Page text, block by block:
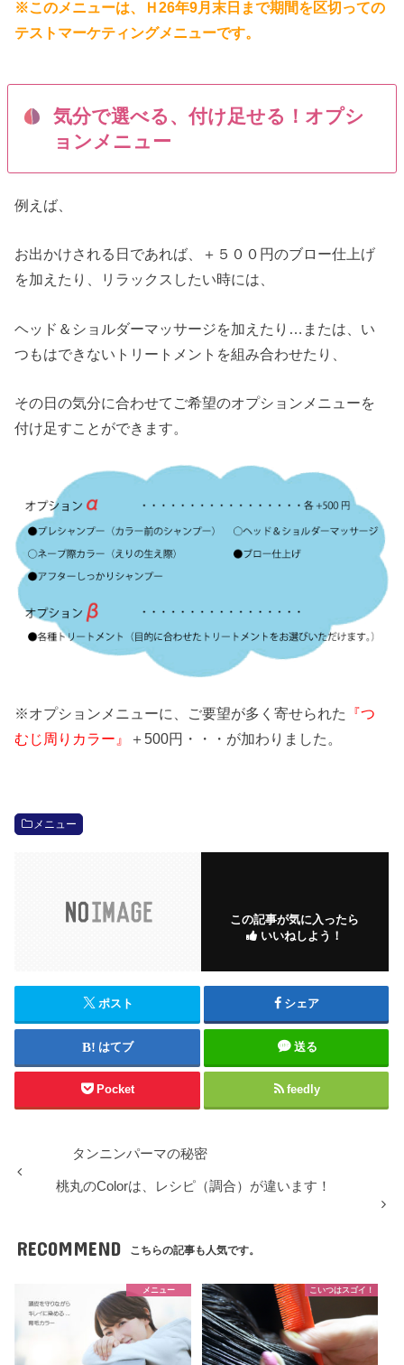
※このメニューは、Ｈ26年9月末日まで期間を区切っての
テストマーケティングメニューです。
気分で選べる、付け足せる！オプシ
ョンメニュー
例えば、
お出かけされる日であれば、＋５００円のブロー仕上げ
を加えたり、リラックスしたい時には、
ヘッド＆ショルダーマッサージを加えたり…または、い
つもはできないトリートメントを組み合わせたり、
その日の気分に合わせてご希望のオプションメニューを
付け足すことができます。
※オプションメニューに、ご要望が多く寄せられた
『つ
むじ周りカラー』
＋500円・・・が加わりました。
メニュー
この記事が気に入ったら
いいねしよう！
ポスト シェア
はてブ 送る
Pocket feedly
タンニンパーマの秘密
桃丸のColorは、レシピ（調合）が違います！
RECOMMEND こちらの記事も人気です。
メニュー こいつはスゴイ！